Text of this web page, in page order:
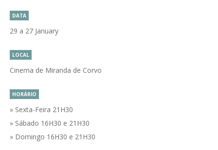
DATA
29 a 27 January
LOCAL
Cinema de Miranda de Corvo
HORÁRIO
» Sexta-Feira 21H30
» Sábado 16H30 e 21H30
» Domingo 16H30 e 21H30